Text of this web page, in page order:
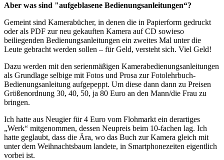
Aber was sind "aufgeblasene Bedienungsanleitungen“?
Gemeint sind Kamerabücher, in denen die in Papierform gedruckt
oder als PDF zur neu gekauften Kamera auf CD sowieso
beiliegenden Bedienungsanleitungen ein zweites Mal unter die
Leute gebracht werden sollen – für Geld, versteht sich. Viel Geld!
Dazu werden mit den serienmäßigen Kamerabedienungsanleitungen
als Grundlage selbige mit Fotos und Prosa zur Fotolehrbuch-
Bedienungsanleitung aufgepeppt. Um diese dann dann zu Preisen
Größenordnung 30, 40, 50, ja 80 Euro an den Mann/die Frau zu
bringen.
Ich hatte aus Neugier für 4 Euro vom Flohmarkt ein derartiges
„Werk“ mitgenommen, dessen Neupreis beim 10-fachen lag. Ich
hatte geglaubt, dass die Ära, wo das Buch zur Kamera gleich mit
unter dem Weihnachtsbaum landete, in Smartphonezeiten eigentlich
vorbei ist.